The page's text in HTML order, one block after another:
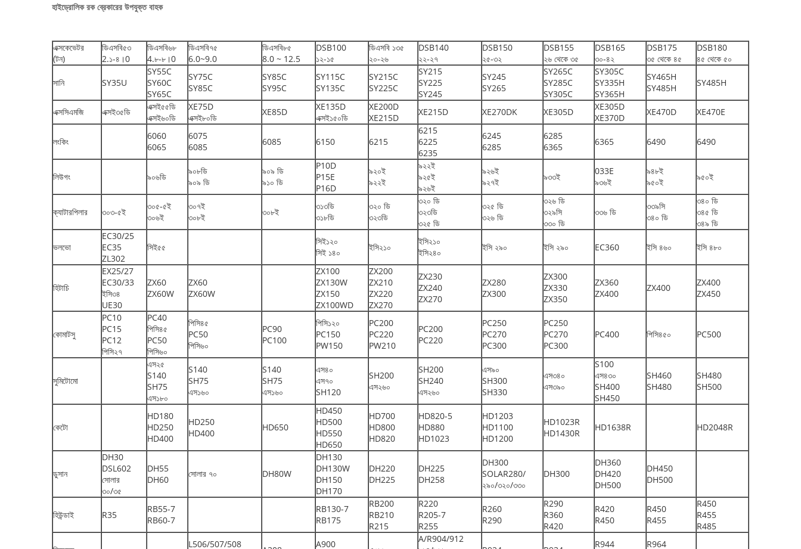
হাইড্রোলিক রক ব্রেকারের উপযুক্ত বাহক
এক্সকেভেটর
(টন)
ডিএসবি৫৩
2.১-৪।0
ডিএসবি৬৮
4.৮-৮।0
ডিএসবি৭৫
6.0~9.0
ডিএসবি৮৫
8.0 ~ 12.5
DSB100
১২-১৫
ডিএসবি ১৩৫
২০-২৬
DSB140
২২-২৭
DSB150
২৫-৩২
DSB155
২৬ থেকে ৩৫
DSB165
৩০-৪২
DSB175
৩৫ থেকে ৪৫
DSB180
৪৫ থেকে ৫০
সানি SY35U
SY55C
SY60C
SY65C
SY75C
SY85C
SY85C
SY95C
SY115C
SY135C
SY215C
SY225C
SY215
SY225
SY245
SY245
SY265
SY265C
SY285C
SY305C
SY305C
SY335H
SY365H
SY465H
SY485H
SY485H
এক্সসিএমজি এক্সই৩৫ডি
এক্সই৫৫ডি
এক্সই৬০ডি
XE75D
এক্সই৮০ডি
XE85D
XE135D
এক্সই১৫০ডি
XE200D
XE215D
XE215D XE270DK XE305D
XE305D
XE370D
XE470D XE470E
লংকিং
6060
6065
6075
6085
6085 6150 6215
6215
6225
6235
6245
6285
6285
6365
6365 6490 6490
লিউগং ৯০৬ডি
৯০৮ডি
৯০৯ ডি
৯০৯ ডি
৯১০ ডি
P10D
P15E
P16D
৯২০ই
৯২২ই
৯২২ই
৯২৫ই
৯২৬ই
৯২৬ই
৯২৭ই
৯৩৩ই
033E
৯৩৬ই
৯৪৮ই
৯৫০ই
৯৫০ই
ক্যাটারপিলার ৩০৩-৫ই
৩০৫-৫ই
৩০৬ই
৩০৭ই
৩০৮ই
৩০৮ই
৩১৩ডি
৩১৮ডি
৩২০ ডি
৩২৩ডি
৩২০ ডি
৩২৩ডি
৩২৫ ডি
৩২৫ ডি
৩২৬ ডি
৩২৬ ডি
৩২৯সি
৩৩০ ডি
৩৩৬ ডি
৩৩৯সি
৩৪০ ডি
৩৪০ ডি
৩৪৫ ডি
৩৪৯ ডি
ভলভো
EC30/25
EC35
ZL302
সিই৫৫
সিই১২০
সিই ১৪০
ইসি২১০
ইসি২১০
ইসি২৪০
ইসি ২৯০ ইসি ২৯০ EC360 ইসি ৪৬০ ইসি ৪৮০
হিটাচি
EX25/27
EC30/33
ইসি৩৪
UE30
ZX60
ZX60W
ZX60
ZX60W
ZX100
ZX130W
ZX150
ZX100WD
ZX200
ZX210
ZX220
ZX270
ZX230
ZX240
ZX270
ZX280
ZX300
ZX300
ZX330
ZX350
ZX360
ZX400
ZX400
ZX400
ZX450
কোমাটসু
PC10
PC15
PC12
পিসি২৭
PC40
পিসি৪৫
PC50
পিসি৬০
পিসি৪৫
PC50
পিসি৬০
PC90
PC100
পিসি১২০
PC150
PW150
PC200
PC220
PW210
PC200
PC220
PC250
PC270
PC300
PC250
PC270
PC300
PC400 পিসি৪৫০ PC500
সুমিটোমো
এস২৫
S140
SH75
এস১৮০
S140
SH75
এস১৬০
S140
SH75
এস১৬০
এস৪০
এস৭০
SH120
SH200
এস২৬০
SH200
SH240
এস২৬০
এস৯০
SH300
SH330
এস৩৪০
এস৩৯০
S100
এস৪৩০
SH400
SH450
SH460
SH480
SH480
SH500
কেটো
HD180
HD250
HD400
HD250
HD400
HD650
HD450
HD500
HD550
HD650
HD700
HD800
HD820
HD820-5
HD880
HD1023
HD1203
HD1100
HD1200
HD1023R
HD1430R
HD1638R HD2048R
ডুসান
DH30
DSL602
সোলার
৩০/৩৫
DH55
DH60
সোলার ৭০ DH80W
DH130
DH130W
DH150
DH170
DH220
DH225
DH225
DH258
DH300
SOLAR280/
২৯০/৩২০/৩৩০
DH300
DH360
DH420
DH500
DH450
DH500
হিউন্ডাই R35
RB55-7
RB60-7
RB130-7
RB175
RB200
RB210
R215
R220
R205-7
R255
R260
R290
R290
R360
R420
R420
R450
R450
R455
R450
R455
R485
L506/507/508 A900
A/R904/912
R944 R964